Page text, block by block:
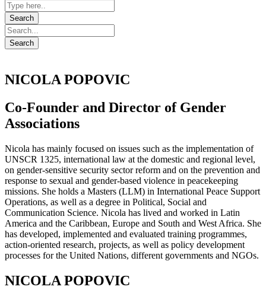
NICOLA POPOVIC
Co-Founder and Director of Gender
Associations
Nicola has mainly focused on issues such as the implementation of
UNSCR 1325, international law at the domestic and regional level,
on gender-sensitive security sector reform and on the prevention and
response to sexual and gender-based violence in peacekeeping
missions. She holds a Masters (LLM) in International Peace Support
Operations, as well as a degree in Political, Social and
Communication Science. Nicola has lived and worked in Latin
America and the Caribbean, Europe and South and West Africa. She
has developed, implemented and evaluated training programmes,
action-oriented research, projects, as well as policy development
processes for the United Nations, different governments and NGOs.
NICOLA POPOVIC